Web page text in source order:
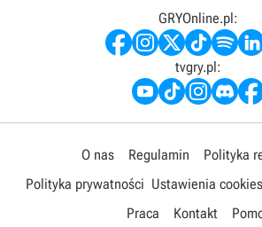
GRYOnline.pl:
tvgry.pl:
O nas Regulamin
Polityka
Polityka prywatności Ustawienia cookies
Praca
Kontakt